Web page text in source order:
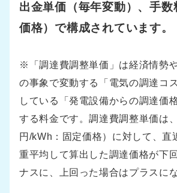
出金単価（毎年変動）、手数
価格）で構成されています。
※「調達費調整単価」は経済情勢
の事象で変動する「電気の調達コ
している「発電設備からの調達価
する料金です。調達費調整単価は
円/kWh：固定価格）に対して、直
重平均して算出した調達価格が下
ナスに、上回った場合はプラスに